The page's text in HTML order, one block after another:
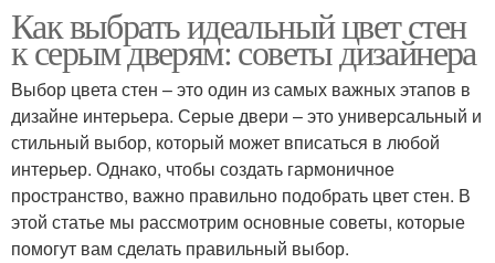
Как выбрать идеальный цвет стен
к серым дверям: советы дизайнера
Выбор цвета стен – это один из самых важных этапов в
дизайне интерьера. Серые двери – это универсальный и
стильный выбор, который может вписаться в любой
интерьер. Однако, чтобы создать гармоничное
пространство, важно правильно подобрать цвет стен. В
этой статье мы рассмотрим основные советы, которые
помогут вам сделать правильный выбор.